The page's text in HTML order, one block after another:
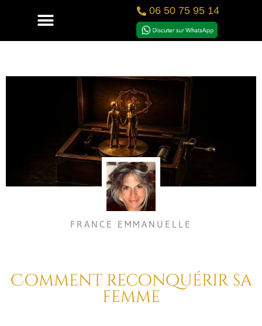
06 50 75 95 14
FRANCE EMMANUELLE
Comment reconquérir sa
femme